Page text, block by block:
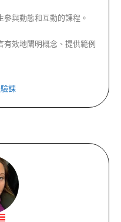
與動態和互動的課程。
效地闡明概念、提供範例
課